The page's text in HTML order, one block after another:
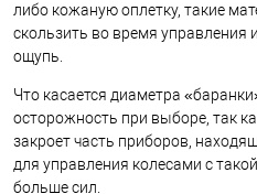
либо кожаную оплетку, такие
скользить во время управления
ощупь.
Что касается диаметра
осторожность при выборе, так
закроет часть приборов,
для управления колесами с
больше сил.